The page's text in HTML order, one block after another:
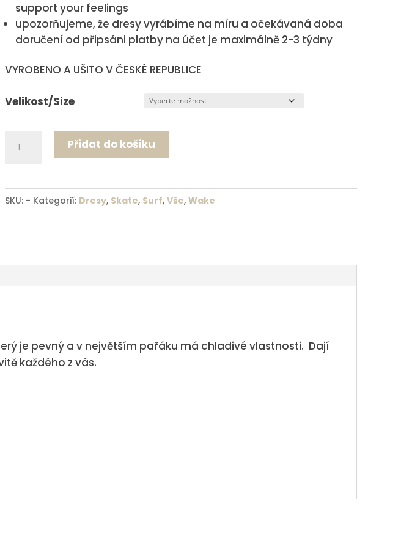
support your feelings
upozorňujeme, že dresy vyrábíme na míru a očekávaná doba
doručení od připsáni platby na účet je maximálně 2-3 týdny
VYROBENO A UŠITO V ČESKÉ REPUBLICE
Velikost/Size
jersey
-
mint
Přidat do košíku
SKU: - Kategorií: Dresy, Skate, Surf, Vše, Wake
je pevný a v největším pařáku má chladivé vlastnosti. Dají
každého z vás.